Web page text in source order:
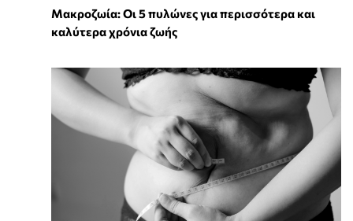
Mακροζωία: Οι 5 πυλώνες για περισσότερα και
καλύτερα χρόνια ζωής